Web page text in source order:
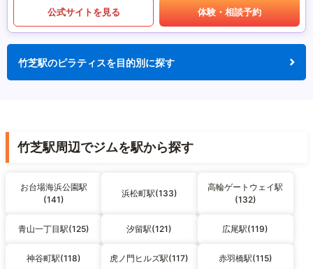
公式サイトを見る 体験・相談予約
竹芝駅のピラティスを目的別に探す
竹芝駅周辺でジムを駅から探す
お台場海浜公園駅
(141)
浜松町駅(133)
高輪ゲートウェイ駅
(132)
青山一丁目駅(125) 汐留駅(121) 広尾駅(119)
神谷町駅(118) 虎ノ門ヒルズ駅(117) 赤羽橋駅(115)